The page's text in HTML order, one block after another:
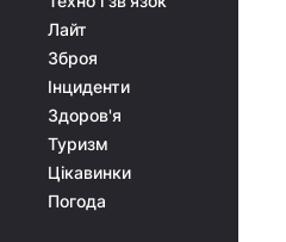
Лайт
Зброя
Інциденти
Здоров'я
Туризм
Цікавинки
Погода